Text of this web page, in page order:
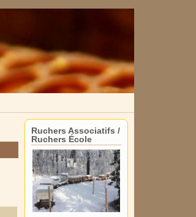
Ruchers Associatifs /
Ruchers École